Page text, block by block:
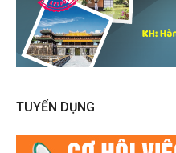
TUYỂN DỤNG